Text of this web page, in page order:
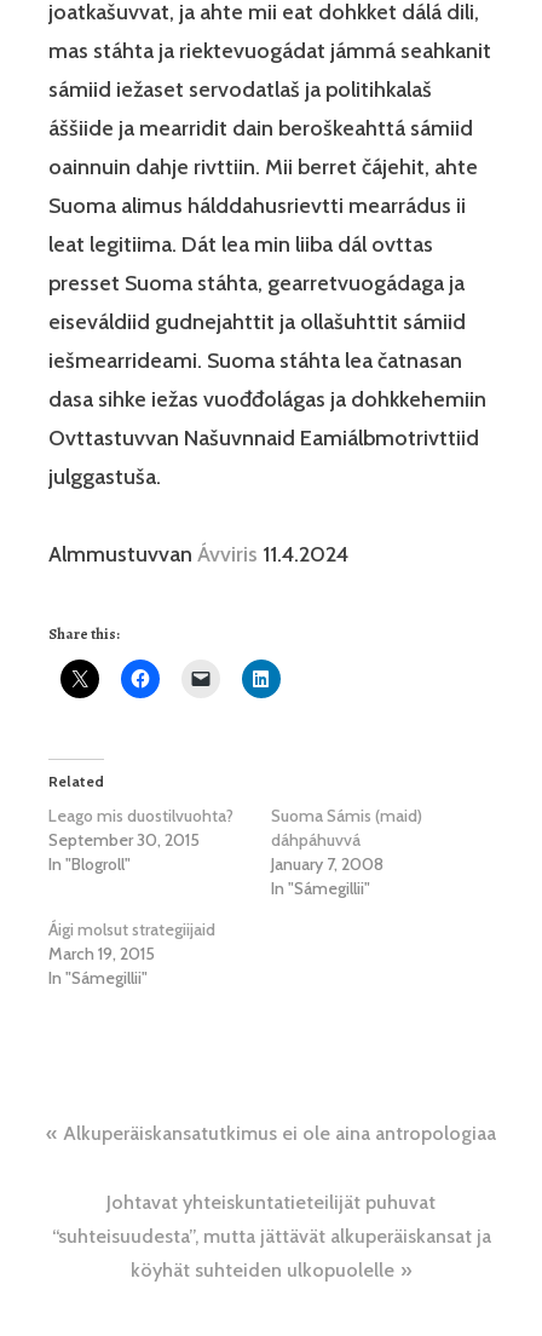
joatkašuvvat, ja ahte mii eat dohkket dálá dili,
mas stáhta ja riektevuogádat jámmá seahkanit
sámiid iežaset servodatlaš ja politihkalaš
áššiide ja mearridit dain beroškeahttá sámiid
oainnuin dahje rivttiin. Mii berret čájehit, ahte
Suoma alimus hálddahusrievtti mearrádus ii
leat legitiima. Dát lea min liiba dál ovttas
presset Suoma stáhta, gearretvuogádaga ja
eiseváldiid gudnejahttit ja ollašuhttit sámiid
iešmearrideami. Suoma stáhta lea čatnasan
dasa sihke iežas vuođđolágas ja dohkkehemiin
Ovttastuvvan Našuvnnaid Eamiálbmotrivttiid
julggastuša.
Almmustuvvan Ávviris 11.4.2024
Share this:
Related
Leago mis duostilvuohta?
September 30, 2015
In "Blogroll"
Suoma Sámis (maid)
dáhpáhuvvá
January 7, 2008
In "Sámegillii"
Áigi molsut strategiijaid
March 19, 2015
In "Sámegillii"
Post
navigation
Alkuperäiskansatutkimus ei ole aina antropologiaa
Johtavat yhteiskuntatieteilijät puhuvat
“suhteisuudesta”, mutta jättävät alkuperäiskansat ja
köyhät suhteiden ulkopuolelle